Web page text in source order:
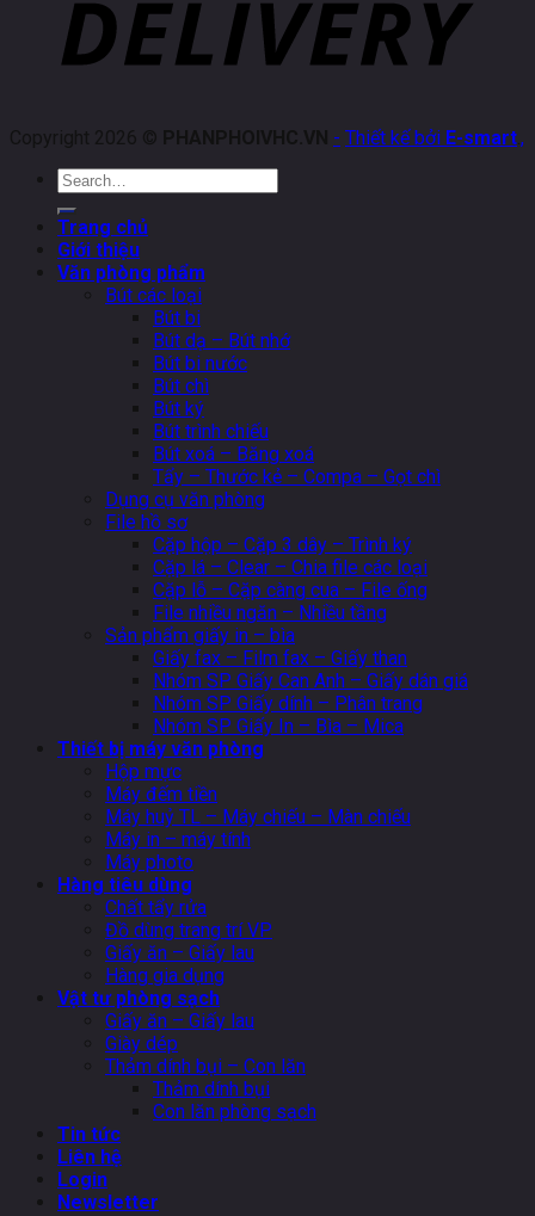
Copyright 2026 © PHANPHOIVHC.VN - Thiết kế bởi E-smart,
Search
Trang chủ
Giới thiệu
Văn phòng phẩm
Bút các loại
Bút bi
Bút dạ – Bút nhớ
Bút bi nước
Bút chì
Bút ký
Bút trình chiếu
Bút xoá – Băng xoá
Tẩy – Thước kẻ – Compa – Gọt chì
Dụng cụ văn phòng
File hồ sơ
Cặp hộp – Cặp 3 dây – Trình ký
Cặp lá – Clear – Chia file các loại
Cặp lỗ – Cặp càng cua – File ống
File nhiều ngăn – Nhiều tầng
Sản phẩm giấy in – bìa
Giấy fax – Film fax – Giấy than
Nhóm SP Giấy Can Anh – Giấy dán giá
Nhóm SP Giấy dính – Phân trang
Nhóm SP Giấy In – Bìa – Mica
Thiết bị máy văn phòng
Hộp mực
Máy đếm tiền
Máy huỷ TL – Máy chiếu – Màn chiếu
Máy in – máy tính
Máy photo
Hàng tiêu dùng
Chất tẩy rửa
Đồ dùng trang trí VP
Giấy ăn – Giấy lau
Hàng gia dụng
Vật tư phòng sạch
Giấy ăn – Giấy lau
Giày dép
Thảm dính bụi – Con lăn
Thảm dính bụi
Con lăn phòng sạch
Tin tức
Liên hệ
Login
Newsletter